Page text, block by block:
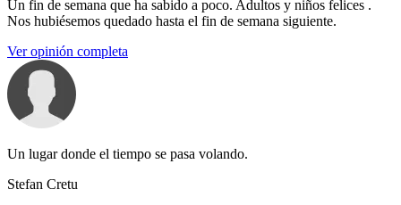
Un fin de semana que ha sabido a poco. Adultos y niños felices .
Nos hubiésemos quedado hasta el fin de semana siguiente.
Ver opinión completa
Un lugar donde el tiempo se pasa volando.
Stefan Cretu